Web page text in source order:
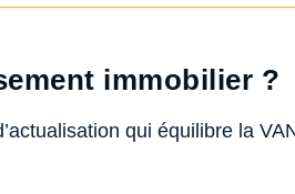
immobilier ?
qui équilibre la